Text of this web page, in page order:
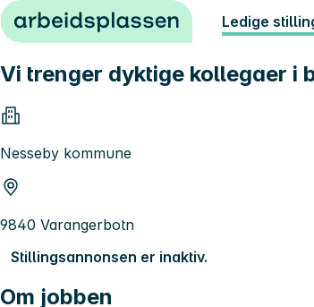
Hopp til innhold Ledige
Vi trenger dyktige kollegaer i
Nesseby kommune
9840 Varangerbotn
Stillingsannonsen er inaktiv.
Om jobben